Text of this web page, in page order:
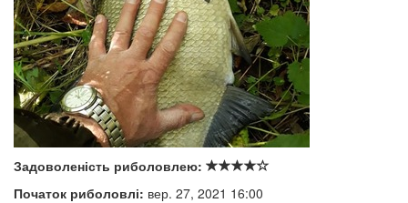
Задоволеність риболовлею:
Початок риболовлі: вер. 27, 2021 16:00